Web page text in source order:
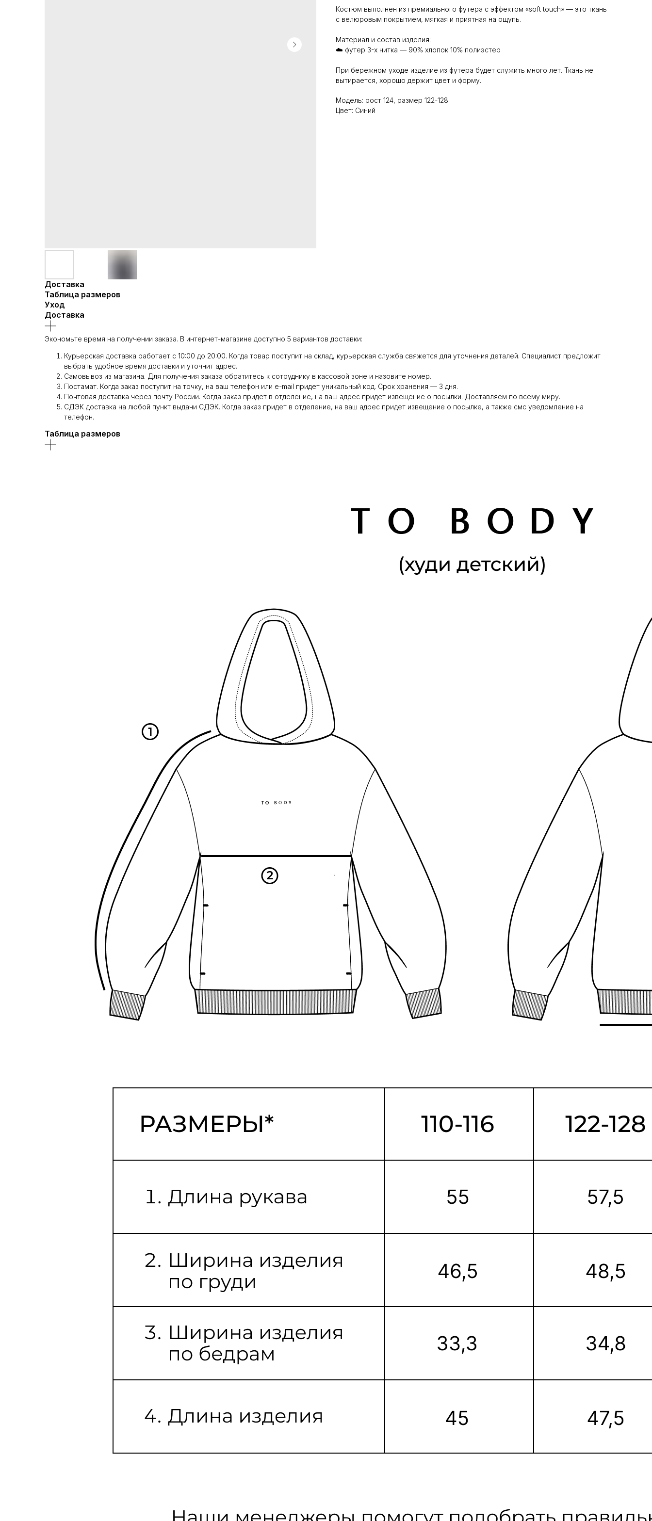
Костюм выполнен из премиального футера с эффектом «soft touch» — это ткань
с велюровым покрытием, мягкая и приятная на ощупь.
Материал и состав изделия:
☁️ футер 3-х нитка — 90% хлопок 10% полиэстер
При бережном уходе изделие из футера будет служить много лет. Ткань не
вытирается, хорошо держит цвет и форму.
Модель: рост 124, размер 122-128
Цвет: Синий
Доставка
Таблица размеров
Уход
Доставка
Экономьте время на получении заказа. В интернет-магазине доступно 5 вариантов доставки:
Курьерская доставка работает с 10:00 до 20:00. Когда товар поступит на склад, курьерская служба свяжется для уточнения деталей. Специалист предложит
выбрать удобное время доставки и уточнит адрес.
Самовывоз из магазина. Для получения заказа обратитесь к сотруднику в кассовой зоне и назовите номер.
Постамат. Когда заказ поступит на точку, на ваш телефон или e-mail придет уникальный код. Срок хранения — 3 дня.
Почтовая доставка через почту России. Когда заказ придет в отделение, на ваш адрес придет извещение о посылки. Доставляем по всему миру.
СДЭК доставка на любой пункт выдачи СДЭК. Когда заказ придет в отделение, на ваш адрес придет извещение о посылке, а также смс уведомление на
телефон.
Таблица размеров